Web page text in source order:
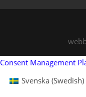
Consent Management
Svenska (Swedish)